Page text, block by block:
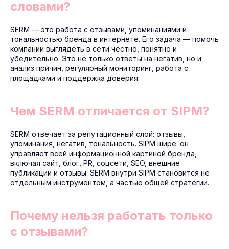
словами?
SERM — это работа с отзывами, упоминаниями и
тональностью бренда в интернете. Его задача — помочь
компании выглядеть в сети честно, понятно и
убедительно. Это не только ответы на негатив, но и
анализ причин, регулярный мониторинг, работа с
площадками и поддержка доверия.
Чем SERM отличается от SIPM?
SERM отвечает за репутационный слой: отзывы,
упоминания, негатив, тональность. SIPM шире: он
управляет всей информационной картиной бренда,
включая сайт, блог, PR, соцсети, SEO, внешние
публикации и отзывы. SERM внутри SIPM становится не
отдельным инструментом, а частью общей стратегии.
Почему нельзя работать только
с отзывами?